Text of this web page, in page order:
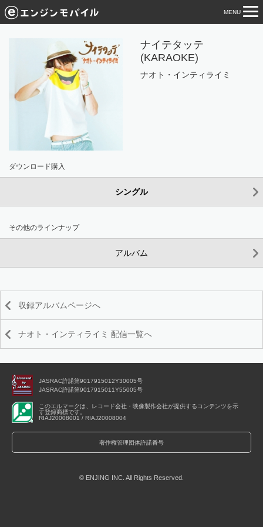
MENU
ナイテタッテ
(KARAOKE)
ナオト・インティライミ
ダウンロード購入
シングル
その他のラインナップ
アルバム
収録アルバムページへ
ナオト・インティライミ 配信一覧へ
JASRAC許諾第9017915012Y30005号
JASRAC許諾第9017915011Y55005号
このエルマークは、レコード会社・映像製作会社が提供するコンテンツを示
す登録商標です。
RIAJ20008001 / RIAJ20008004
著作権管理団体許諾番号
© ENJING INC. All Rights Reserved.